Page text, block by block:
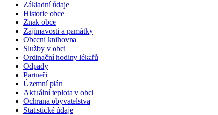
Základní údaje
Historie obce
Znak obce
Zajímavosti a památky
Obecní knihovna
Služby v obci
Ordinační hodiny lékařů
Odpady
Partneři
Územní plán
Aktuální teplota v obci
Ochrana obyvatelstva
Statistické údaje